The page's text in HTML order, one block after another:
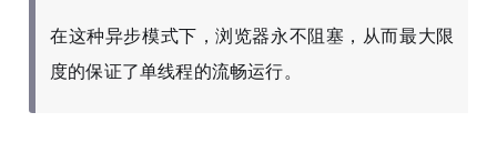
在这种异步模式下，浏览器永不阻塞，从而最大限
度的保证了单线程的流畅运行。